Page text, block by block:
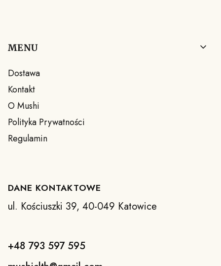
Linki w stopce
MENU
Dostawa
Kontakt
O Mushi
Polityka Prywatności
Regulamin
DANE KONTAKTOWE
ul. Kościuszki 39, 40-049 Katowice
+48 793 597 595